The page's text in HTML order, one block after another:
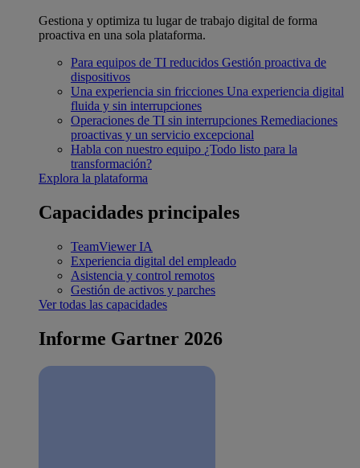
Gestiona y optimiza tu lugar de trabajo digital de forma
proactiva en una sola plataforma.
Para equipos de TI reducidos Gestión proactiva de
dispositivos
Una experiencia sin fricciones Una experiencia digital
fluida y sin interrupciones
Operaciones de TI sin interrupciones Remediaciones
proactivas y un servicio excepcional
Habla con nuestro equipo ¿Todo listo para la
transformación?
Explora la plataforma
Capacidades principales
TeamViewer IA
Experiencia digital del empleado
Asistencia y control remotos
Gestión de activos y parches
Ver todas las capacidades
Informe Gartner 2026